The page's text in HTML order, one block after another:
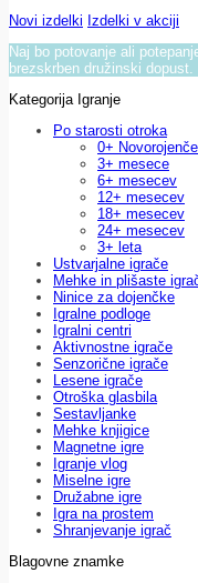
Novi izdelki Izdelki v akciji
Naj bo potovanje ali
brezskrben družinski dopust.
Kategorija Igranje
Po starosti otroka
0+
3+ mesece
6+ mesecev
12+ mesecev
18+ mesecev
24+ mesecev
3+ leta
Ustvarjalne igrače
Mehke in plišaste
Ninice za dojenčke
Igralne podloge
Igralni centri
Aktivnostne igrače
Senzorične igrače
Lesene igrače
Otroška glasbila
Sestavljanke
Mehke knjigice
Magnetne igre
Igranje vlog
Miselne igre
Družabne igre
Igra na prostem
Shranjevanje igrač
Blagovne znamke